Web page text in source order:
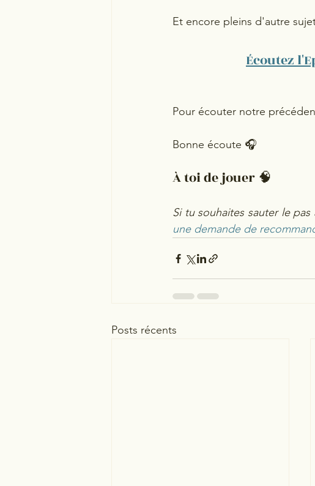
Et encore pleins d'autre
Écoutez
Pour écouter notre
Bonne écoute 🎧
À toi de jouer 🧠
Si tu souhaites sauter le
une demande de
Posts récents